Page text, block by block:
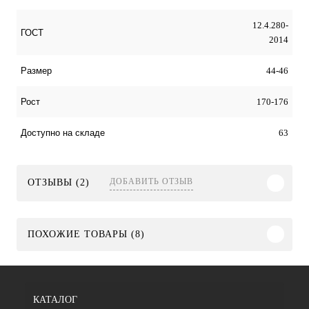
ГОСТ
12.4.280-
2014
Размер 44-46
Рост 170-176
Доступно на складе 63
ОТЗЫВЫ (2) ДОБАВИТЬ ОТЗЫВ
ПОХОЖИЕ ТОВАРЫ (8)
КАТАЛОГ